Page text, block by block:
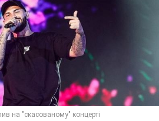
на "скасованому" концерті